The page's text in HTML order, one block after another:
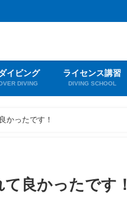
イビング
DIVING
ライセンス講習
DIVING SCHOOL
かったです！
良かったです！